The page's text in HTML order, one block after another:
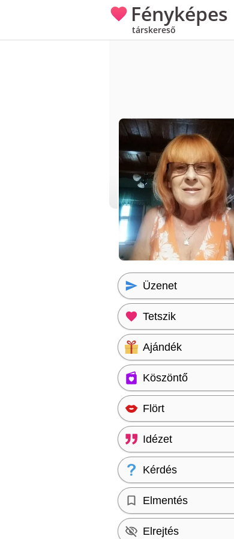
Fényképes
társkereső
Üzenet
Tetszik
Ajándék
Köszöntő
Flört
Idézet
Kérdés
Elmentés
Elrejtés